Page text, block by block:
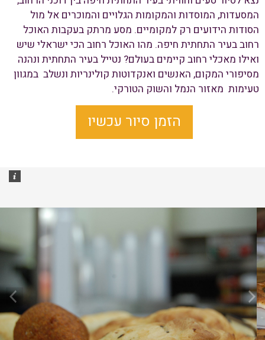
המסעדות, המוסדות והמקומות הגלויים והמוכרים אל מול
הסודות הידועים רק למקומיים. מסע מרתק בעקבות האוכל
רחוב בעיר התחתית חיפה. מהו האוכל רחוב הכי ישראלי שיש
ואילו מאכלי רחוב קיימים בעולם? נטייל בעיר התחתית ונהנה
מסיפורי המקום, האנשים ואנקדוטות קולינריות ונשלב במגוון
טעימות מאזור הנמל והשוק הטורקי.
הזמן סיור עכשיו